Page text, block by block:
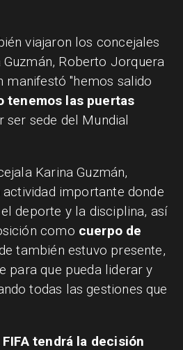
viajaron los concejales
Roberto Jorquera
manifestó "hemos salido
tenemos las puertas
sede del Mundial
Karina Guzmán,
actividad importante donde
deporte y la disciplina, así
como cuerpo de
también estuvo presente,
para que pueda liderar y
todas las gestiones que
FIFA tendrá la decisión